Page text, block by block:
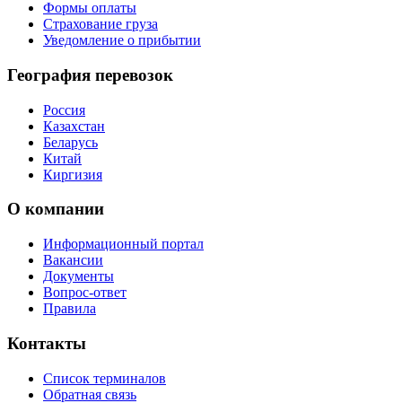
Формы оплаты
Страхование груза
Уведомление о прибытии
География перевозок
Россия
Казахстан
Беларусь
Китай
Киргизия
О компании
Информационный портал
Вакансии
Документы
Вопрос-ответ
Правила
Контакты
Список терминалов
Обратная связь